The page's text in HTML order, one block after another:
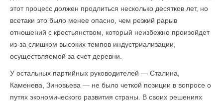
этот процесс должен продлиться несколько десятков лет, но
всетаки это было менее опасно, чем резкий рарыв
отношений с крестьянством, который неизбежно произойдет
из-за слишком высоких темпов индустриализации,
осуществляемой за счет деревни.
У остальных партийных руководителей — Сталина,
Каменева, Зиновьева — не было четкой позиции в вопросе о
путях экономического развития страны. В своих решениях